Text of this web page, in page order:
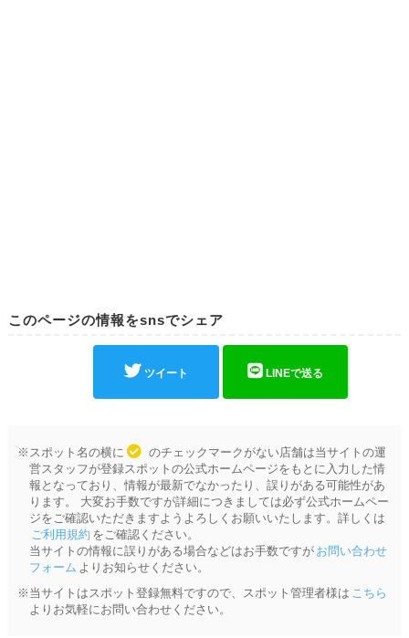
このページの情報をsnsでシェア
ツイート LINEで送る
※スポット名の横に
のチェックマークがない店舗は当サイトの運
営スタッフが登録スポットの公式ホームページをもとに入力した情
報となっており、情報が最新でなかったり、誤りがある可能性があ
ります。 大変お手数ですが詳細につきましては必ず公式ホームペー
ジをご確認いただきますようよろしくお願いいたします。詳しくは
ご利用規約 をご確認ください。
当サイトの情報に誤りがある場合などはお手数ですが お問い合わせ
フォーム よりお知らせください。
※当サイトはスポット登録無料ですので、スポット管理者様は こちら
よりお気軽にお問い合わせください。